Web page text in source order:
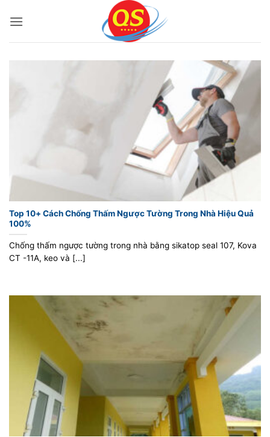
qua
Top 10+ Cách Chống Thấm Ngược Tường Trong Nhà Hiệu Quả
100%
Chống thấm ngược tường trong nhà bằng sikatop seal 107, Kova
CT -11A, keo và [...]